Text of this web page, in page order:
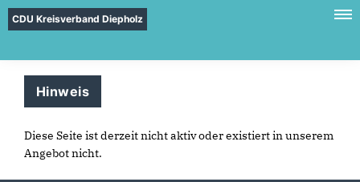
CDU Kreisverband Diepholz
Hinweis
Diese Seite ist derzeit nicht aktiv oder existiert in unserem
Angebot nicht.